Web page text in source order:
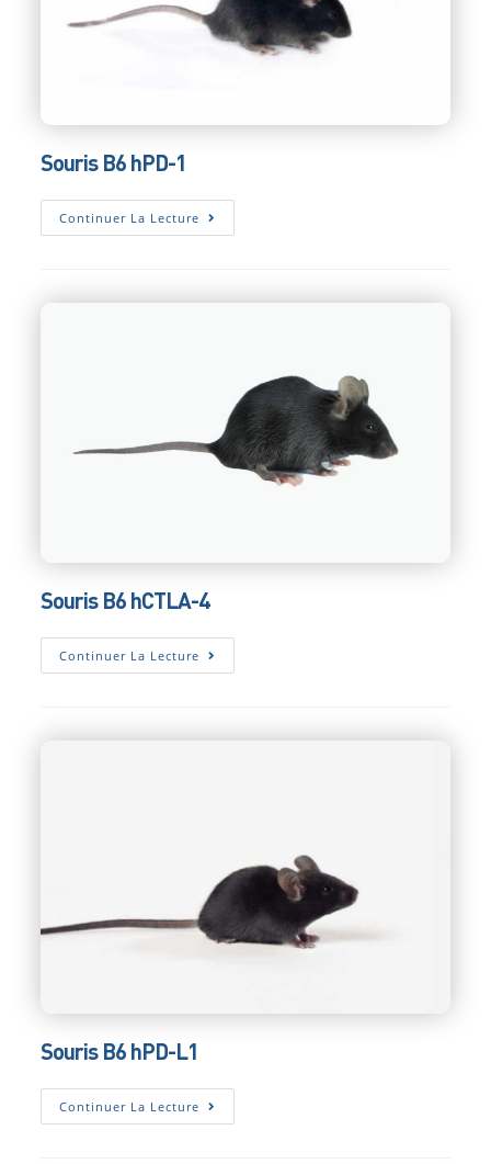
Souris B6 hPD-1
Continuer La Lecture Souris
B6
Souris B6 hCTLA-4
Continuer La Lecture Souris
B6
Souris B6 hPD-L1
Continuer La Lecture Souris
B6